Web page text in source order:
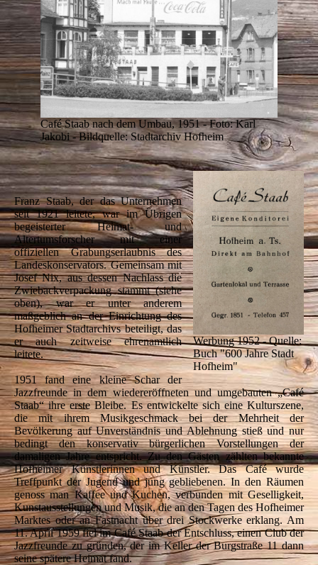
Café Staab nach dem Umbau, 1951 - Foto: Karl
Jakobi - Bildquelle: Stadtarchiv Hofheim
Werbung 1952 - Quelle:
Buch "600 Jahre Stadt
Hofheim"
Franz Staab, der das Unternehmen
seit 1921 leitete, war im Übrigen
begeisterter Heimat- und
Altertumsforscher mit einer
offiziellen Grabungserlaubnis des
Landeskonservators. Gemeinsam mit
Josef Nix, aus dessen Nachlass die
Zwiebackverpackung stammt (siehe
oben), war er unter anderem
maßgeblich an der Einrichtung des
Hofheimer Stadtarchivs beteiligt, das
er auch zeitweise ehrenamtlich
leitete.
1951 fand eine kleine Schar der
Jazzfreunde in dem wiedereröffneten und umgebauten „Café
Staab“ ihre erste Bleibe. Es entwickelte sich eine Kulturszene,
die mit ihrem Musikgeschmack bei der Mehrheit der
Bevölkerung auf Unverständnis und Ablehnung stieß und nur
bedingt den konservativ bürgerlichen Vorstellungen der
damaligen Jahre entspricht. Zu den Gästen zählten bekannte
Hofheimer Künstlerinnen und Künstler. Das Café wurde
Treffpunkt der Jugend und jung gebliebenen. In den Räumen
genoss man Kaffee und Kuchen, verbunden mit Geselligkeit,
Kunstausstellungen und Musik, die an den Tagen des Hofheimer
Marktes oder an Fastnacht über drei Stockwerke erklang. Am
11. April 1959 fiel im Café Staab der Entschluss, einen Club der
Jazzfreunde zu gründen, der im Keller der Burgstraße 11 dann
seine spätere Heimat fand.